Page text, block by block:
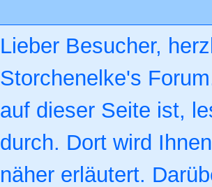
Lieber Besucher,
Storchenelke's
auf dieser Seite ist,
durch. Dort wird
näher erläutert.